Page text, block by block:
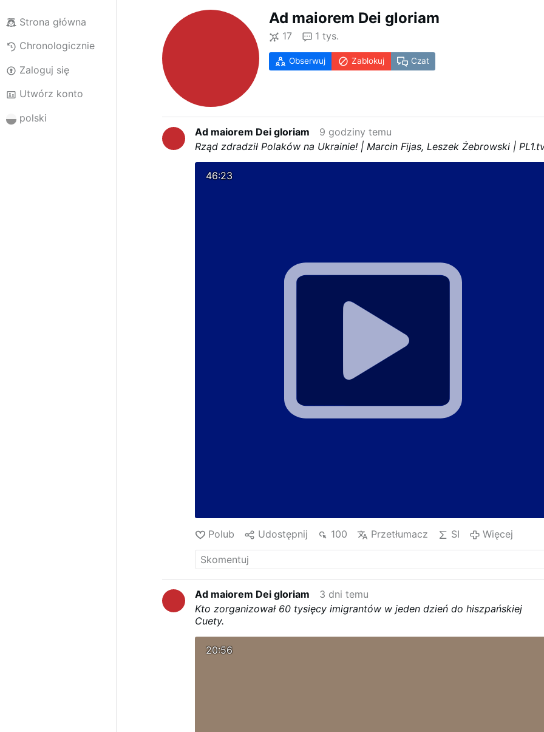
Strona główna
Chronologicznie
Zaloguj się
Utwórz konto
polski
Ad maiorem Dei gloriam
17 1 tys.
Obserwuj Zablokuj Czat
Ad maiorem Dei gloriam
9 godziny temu
Rząd zdradził Polaków na Ukrainie! | Marcin Fijas, Leszek Żebrowski |
46:23
Polub Udostępnij 100 Przetłumacz SI Więcej
Ad maiorem Dei gloriam
3 dni temu
Kto zorganizował 60 tysięcy imigrantów w jeden dzień do hiszpańskiej
Cuety.
20:56